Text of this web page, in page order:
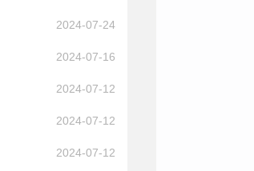
2024-07-24
2024-07-16
2024-07-12
2024-07-12
2024-07-12